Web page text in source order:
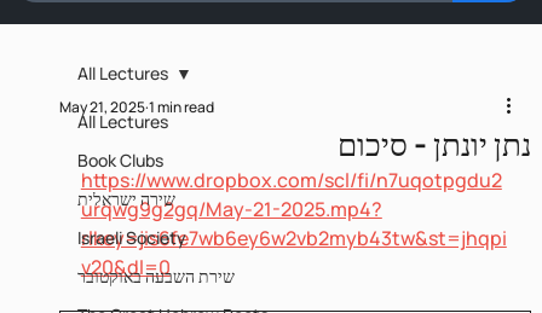
All Lectures
Book Clubs
שירה ישראלית
Israeli Society
שירת השבעה באוקטובר
All Lectures
נתן יונתן - סיכום
May 21, 20251 min read
https://www.dropbox.com/scl/fi/n7uqotpgdu2
urqwg9g2gq/May-21-2025.mp4?
rlkey=jis6fe7wb6ey6w2vb2myb43tw&st=jhqpi
v20&dl=0